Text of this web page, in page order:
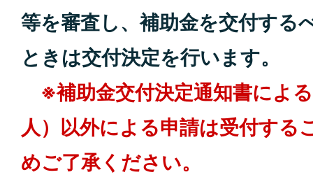
等を審査し、補助金を交付する
ときは交付決定を行います。
※補助金交付決定通知書によ
人）以外による申請は受付する
めご了承ください。